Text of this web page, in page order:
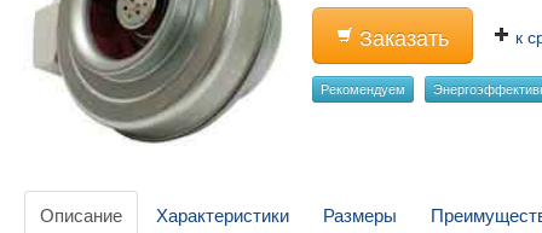
Заказать к
Рекомендуем
Описание Характеристики Размеры